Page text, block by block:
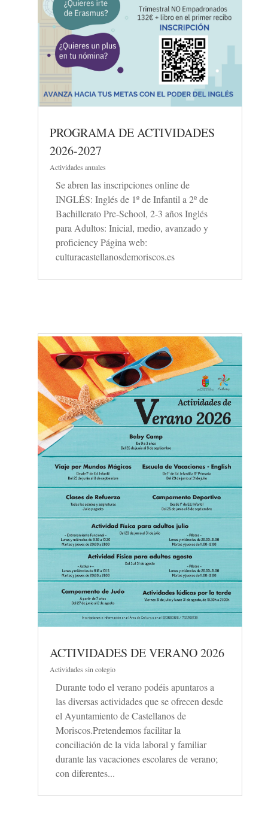
PROGRAMA DE ACTIVIDADES
2026-2027
Actividades anuales
Se abren las inscripciones online de
INGLÉS: Inglés de 1º de Infantil a 2º de
Bachillerato Pre-School, 2-3 años Inglés
para Adultos: Inicial, medio, avanzado y
proficiency Página web:
culturacastellanosdemoriscos.es
ACTIVIDADES DE VERANO 2026
Actividades sin colegio
Durante todo el verano podéis apuntaros a
las diversas actividades que se ofrecen desde
el Ayuntamiento de Castellanos de
Moriscos.Pretendemos facilitar la
conciliación de la vida laboral y familiar
durante las vacaciones escolares de verano;
con diferentes...